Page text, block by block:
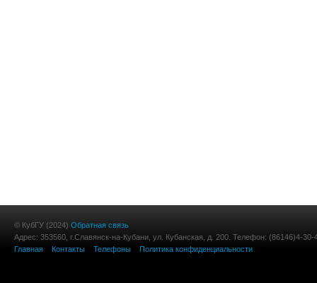
© КубГУ (2024) Обратная связь
Адрес: 353560, г.Славянск-на-Кубани, ул. Кубанская, д. 200. Телефон: (86146)4-30-
Главная
Контакты Телефоны Политика конфиденциальности